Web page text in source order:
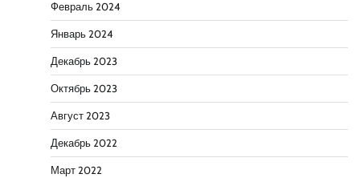
Февраль 2024
Январь 2024
Декабрь 2023
Октябрь 2023
Август 2023
Декабрь 2022
Март 2022